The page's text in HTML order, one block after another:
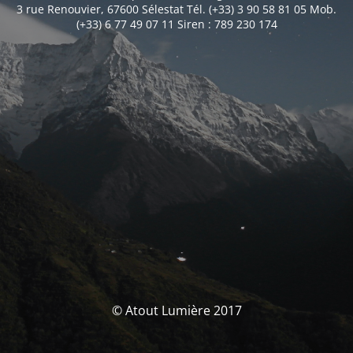
3 rue Renouvier, 67600 Sélestat Tél. (+33) 3 90 58 81 05 Mob.
(+33) 6 77 49 07 11 Siren : 789 230 174
© Atout Lumière 2017